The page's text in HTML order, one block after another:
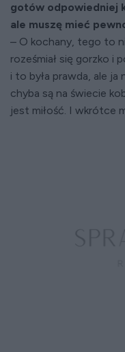
gotów odpowiedniej
ale muszę mieć
– O kochany, tego to
roześmiał się gorzko i
i to była prawda, ale ja
chyba są na świecie
jest miłość. I wkrótce